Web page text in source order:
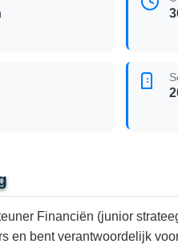
Financiën (junior
en bent verantwoordelijk